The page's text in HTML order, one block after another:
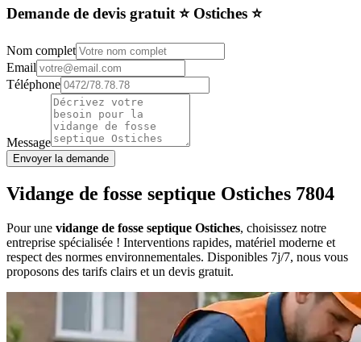
Demande de devis gratuit ⭐️ Ostiches ⭐️
Nom complet
Email
Téléphone
Message
Envoyer la demande
Vidange de fosse septique Ostiches 7804
Pour une vidange de fosse septique Ostiches, choisissez notre
entreprise spécialisée ! Interventions rapides, matériel moderne et
respect des normes environnementales. Disponibles 7j/7, nous vous
proposons des tarifs clairs et un devis gratuit.